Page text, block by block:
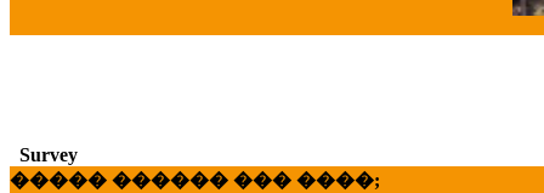
Survey
����� ������ ��� ����;